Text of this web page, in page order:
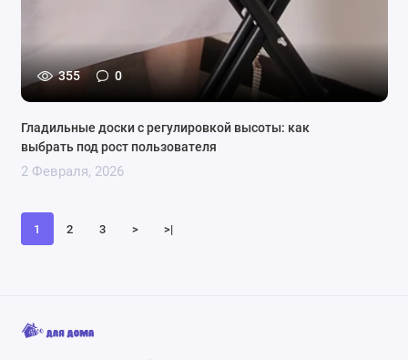
355 0
Гладильные доски с регулировкой высоты: как
выбрать под рост пользователя
2 Февраля, 2026
1 2 3 > >|